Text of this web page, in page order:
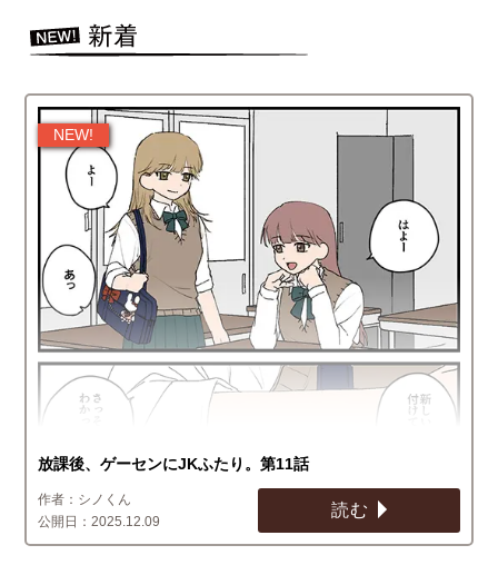
放課後、ゲーセンにJKふたり。第11話
シノくん
2025.12.09
読む